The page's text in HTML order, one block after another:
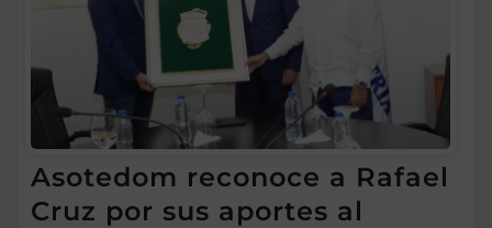
Asotedom reconoce a Rafael
Cruz por sus aportes al